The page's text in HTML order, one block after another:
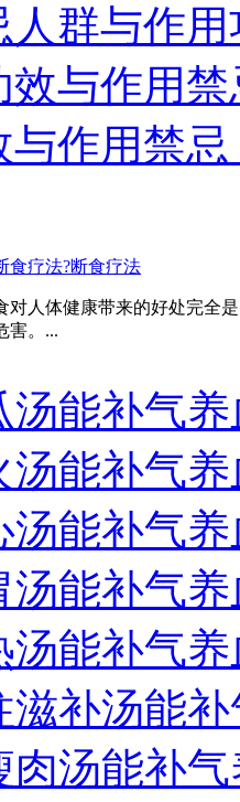
人群与作用
效与作用禁
作用禁忌
食疗法?断食疗法
对人体健康带来的好处完全
害。...
汤能补气
汤能补气
汤能补气
汤能补气
汤能补气
滋补汤能
肉汤能补